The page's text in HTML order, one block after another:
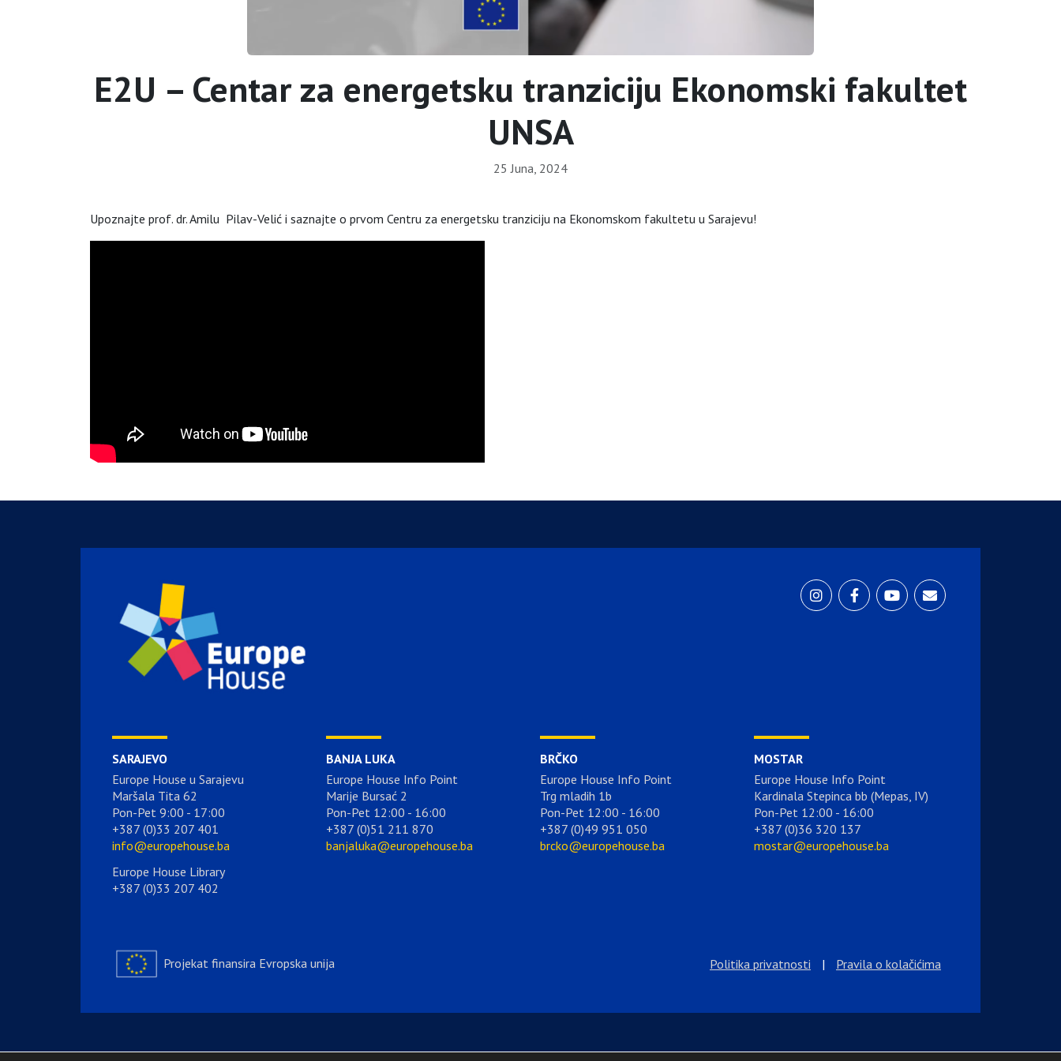
E2U – Centar za energetsku tranziciju Ekonomski fakultet
UNSA
25 Juna, 2024
Upoznajte prof. dr. Amilu Pilav-Velić i saznajte o prvom Centru za energetsku tranziciju na Ekonomskom fakultetu u Sarajevu!
SARAJEVO
Europe House u Sarajevu
Maršala Tita 62
Pon-Pet 9:00 - 17:00
+387 (0)33 207 401
info@europehouse.ba
Europe House Library
+387 (0)33 207 402
BANJA LUKA
Europe House Info Point
Marije Bursać 2
Pon-Pet 12:00 - 16:00
+387 (0)51 211 870
banjaluka@europehouse.ba
BRČKO
Europe House Info Point
Trg mladih 1b
Pon-Pet 12:00 - 16:00
+387 (0)49 951 050
brcko@europehouse.ba
MOSTAR
Europe House Info Point
Kardinala Stepinca bb (Mepas, IV)
Pon-Pet 12:00 - 16:00
+387 (0)36 320 137
mostar@europehouse.ba
Projekat finansira Evropska unija Politika privatnosti | Pravila o kolačićima